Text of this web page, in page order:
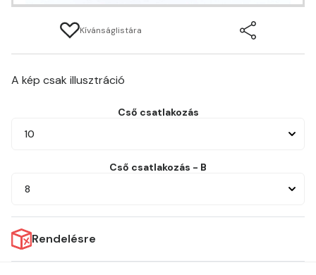
Kívánságlistára
A kép csak illusztráció
Cső csatlakozás
10
Cső csatlakozás - B
8
Rendelésre